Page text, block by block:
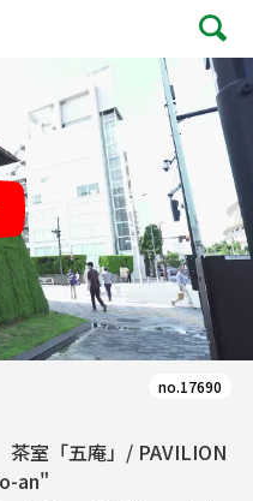
no.17690
室「五庵」/ PAVILION
an"